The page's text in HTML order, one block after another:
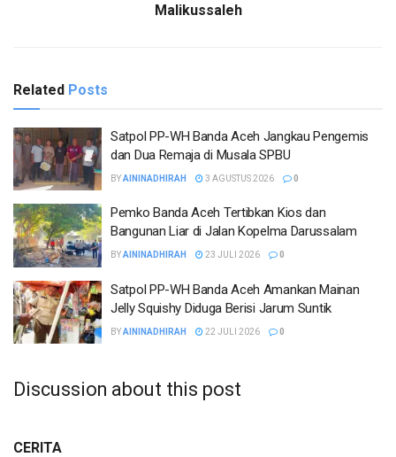
Malikussaleh
Related Posts
Satpol PP-WH Banda Aceh Jangkau Pengemis
dan Dua Remaja di Musala SPBU
BYAININADHIRAH 3 AGUSTUS 2026 0
Pemko Banda Aceh Tertibkan Kios dan
Bangunan Liar di Jalan Kopelma Darussalam
BYAININADHIRAH 23 JULI 2026 0
Satpol PP-WH Banda Aceh Amankan Mainan
Jelly Squishy Diduga Berisi Jarum Suntik
BYAININADHIRAH 22 JULI 2026 0
Discussion about this post
CERITA